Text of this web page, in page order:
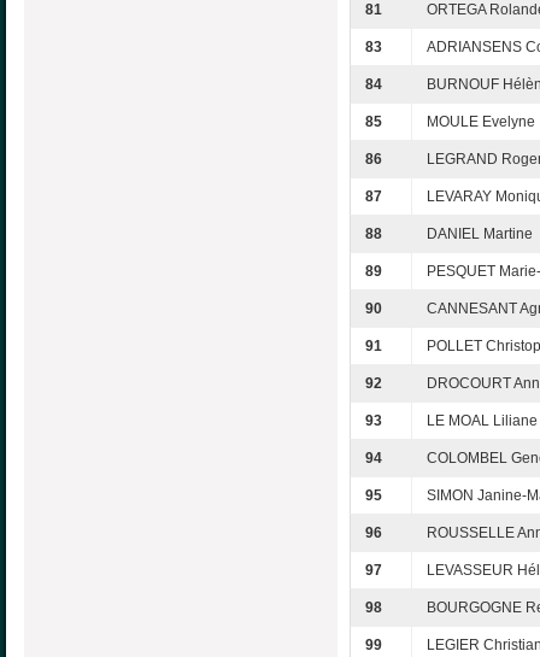
81 ORTEGA
83 ADRIANSENS
84 BURNOUF
85 MOULE Evelyne
86 LEGRAND
87 LEVARAY
88 DANIEL Martine
89 PESQUET
90 CANNESANT
91 POLLET
92 DROCOURT
93 LE MOAL Liliane
94 COLOMBEL
95 SIMON Janine-
96 ROUSSELLE
97 LEVASSEUR
98 BOURGOGNE
99 LEGIER